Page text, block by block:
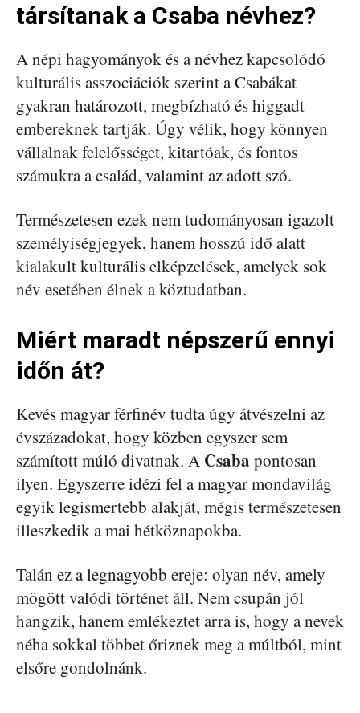
társítanak a Csaba névhez?
A népi hagyományok és a névhez kapcsolódó
kulturális asszociációk szerint a Csabákat
gyakran határozott, megbízható és higgadt
embereknek tartják. Úgy vélik, hogy könnyen
vállalnak felelősséget, kitartóak, és fontos
számukra a család, valamint az adott szó.
Természetesen ezek nem tudományosan igazolt
személyiségjegyek, hanem hosszú idő alatt
kialakult kulturális elképzelések, amelyek sok
név esetében élnek a köztudatban.
Miért maradt népszerű ennyi
időn át?
Kevés magyar férfinév tudta úgy átvészelni az
évszázadokat, hogy közben egyszer sem
számított múló divatnak. A Csaba pontosan
ilyen. Egyszerre idézi fel a magyar mondavilág
egyik legismertebb alakját, mégis természetesen
illeszkedik a mai hétköznapokba.
Talán ez a legnagyobb ereje: olyan név, amely
mögött valódi történet áll. Nem csupán jól
hangzik, hanem emlékeztet arra is, hogy a nevek
néha sokkal többet őriznek meg a múltból, mint
elsőre gondolnánk.